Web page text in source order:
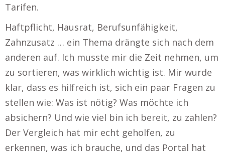
Tarifen.
Haftpflicht, Hausrat, Berufsunfähigkeit,
Zahnzusatz … ein Thema drängte sich nach dem
anderen auf. Ich musste mir die Zeit nehmen, um
zu sortieren, was wirklich wichtig ist. Mir wurde
klar, dass es hilfreich ist, sich ein paar Fragen zu
stellen wie: Was ist nötig? Was möchte ich
absichern? Und wie viel bin ich bereit, zu zahlen?
Der Vergleich hat mir echt geholfen, zu
erkennen, was ich brauche, und das Portal hat